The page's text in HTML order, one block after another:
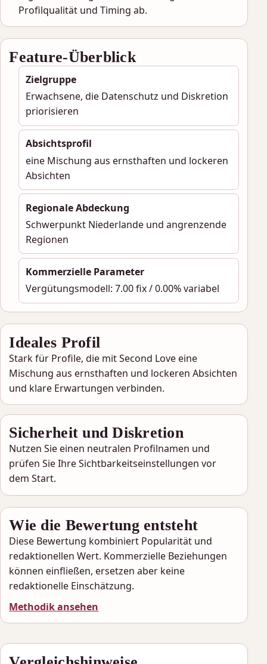
Profilqualität und Timing ab.
Feature-Überblick
Zielgruppe
Erwachsene, die Datenschutz und Diskretion
priorisieren
Absichtsprofil
eine Mischung aus ernsthaften und lockeren
Absichten
Regionale Abdeckung
Schwerpunkt Niederlande und angrenzende
Regionen
Kommerzielle Parameter
Vergütungsmodell: 7.00 fix / 0.00% variabel
Ideales Profil
Stark für Profile, die mit Second Love eine
Mischung aus ernsthaften und lockeren Absichten
und klare Erwartungen verbinden.
Sicherheit und Diskretion
Nutzen Sie einen neutralen Profilnamen und
prüfen Sie Ihre Sichtbarkeitseinstellungen vor
dem Start.
Wie die Bewertung entsteht
Diese Bewertung kombiniert Popularität und
redaktionellen Wert. Kommerzielle Beziehungen
können einfließen, ersetzen aber keine
redaktionelle Einschätzung.
Methodik ansehen